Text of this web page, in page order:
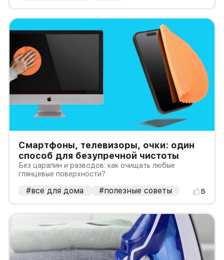
Смартфоны, телевизоры, очки: один
способ для безупречной чистоты
Без царапин и разводов: как очищать любые
глянцевые поверхности?
#все для дома #полезные советы 5